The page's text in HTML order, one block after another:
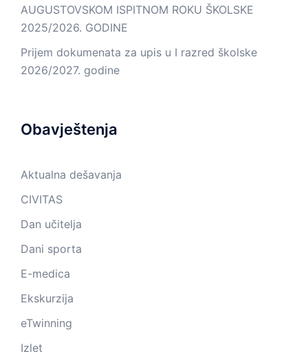
AUGUSTOVSKOM ISPITNOM ROKU ŠKOLSKE
2025/2026. GODINE
Prijem dokumenata za upis u I razred školske
2026/2027. godine
Obavještenja
Aktualna dešavanja
CIVITAS
Dan učitelja
Dani sporta
E-medica
Ekskurzija
eTwinning
Izlet